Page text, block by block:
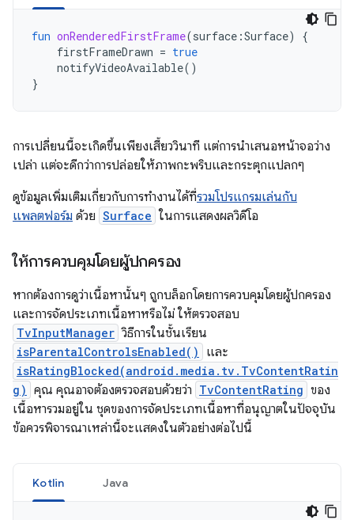
fun onRenderedFirstFrame(surface :Surface)
{
firstFrameDrawn = true
notifyVideoAvailable()
}
การเปลี่ยนนี้จะเกิดขึ้นเพียงเสี้ยววินาที แต่การนำเสนอหน้าจอว่าง
เปล่า แต่จะดีกว่าการปล่อยให้ภาพกะพริบและกระตุกแปลกๆ
ดูข้อมูลเพิ่มเติมเกี่ยวกับการทำงานได้ที่รวมโปรแกรมเล่นกับ
แพลตฟอร์ม ด้วย Surface ในการแสดงผลวิดีโอ
ให้การควบคุมโดยผู้ปกครอง
หากต้องการดูว่าเนื้อหานั้นๆ ถูกบล็อกโดยการควบคุมโดยผู้ปกครอง
และการจัดประเภทเนื้อหาหรือไม่ ให้ตรวจสอบ
TvInputManager วิธีการในชั้นเรียน
isParentalControlsEnabled() และ
isRatingBlocked(android.media.tv.TvContentRatin
g) คุณ คุณอาจต้องตรวจสอบด้วยว่า TvContentRating ของ
เนื้อหารวมอยู่ใน ชุดของการจัดประเภทเนื้อหาที่อนุญาตในปัจจุบัน
ข้อควรพิจารณาเหล่านี้จะแสดงในตัวอย่างต่อไปนี้
Kotlin Java